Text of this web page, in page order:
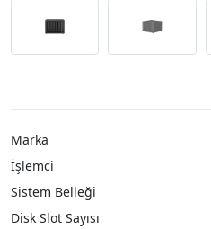
Marka
İşlemci
Sistem Belleği
Disk Slot Sayısı